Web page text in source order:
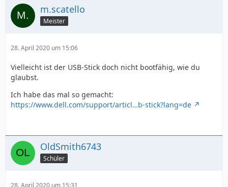
m.scatello
Meister
28. April 2020 um 15:06
Vielleicht ist der USB-Stick doch nicht bootfähig, wie du
glaubst.
Ich habe das mal so gemacht:
https://www.dell.com/support/articl…b-stick?lang=de
OldSmith6743
Schüler